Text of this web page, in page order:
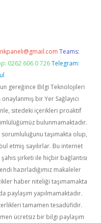
Teams:
0262 606 0 726 Telegram:
gereğince Bilgi Teknolojileri
bir Yer Sağlayıcı
sitedeki içerikleri proaktif
bulunmamaktadır.
taşımakta olup,
etmiş sayılırlar. Bu internet
şirketi ile hiçbir bağlantısı
hazırladığımız makaleler
haber niteliği taşımamakta
paylaşım yapılmamaktadır.
tamamen tesadüfidir.
ücretsiz bir bilgi paylaşım